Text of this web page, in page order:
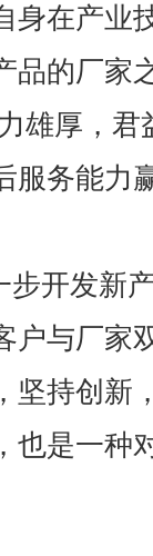
身在产业
品的厂家
雄厚，
服务能力
开发新
户与厂家
坚持创新
也是一种